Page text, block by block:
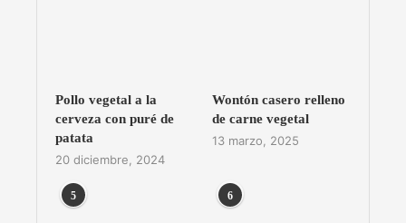
Pollo vegetal a la
cerveza con puré de
patata
20 diciembre, 2024
Wontón casero relleno
de carne vegetal
13 marzo, 2025
5 6